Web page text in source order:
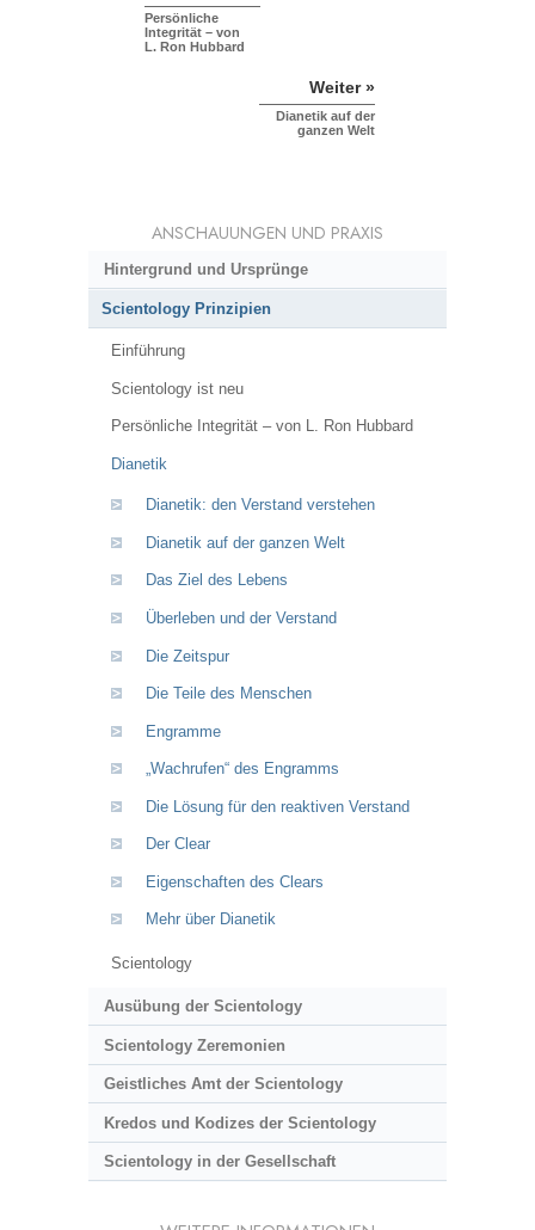
Persönliche
Integrität – von
L. Ron Hubbard
Weiter »
Dianetik auf der
ganzen Welt
ANSCHAUUNGEN UND PRAXIS
Hintergrund und Ursprünge
Scientology Prinzipien
Einführung
Scientology ist neu
Persönliche Integrität – von L. Ron Hubbard
Dianetik
Dianetik: den Verstand verstehen
Dianetik auf der ganzen Welt
Das Ziel des Lebens
Überleben und der Verstand
Die Zeitspur
Die Teile des Menschen
Engramme
„Wachrufen“ des Engramms
Die Lösung für den reaktiven Verstand
Der Clear
Eigenschaften des Clears
Mehr über Dianetik
Scientology
Ausübung der Scientology
Scientology Zeremonien
Geistliches Amt der Scientology
Kredos und Kodizes der Scientology
Scientology in der Gesellschaft